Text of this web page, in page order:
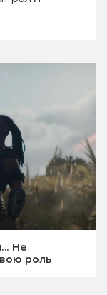
Не
роль